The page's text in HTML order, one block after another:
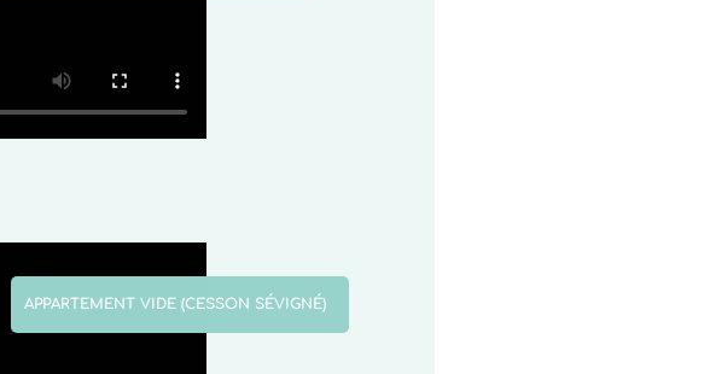
APPARTEMENT VIDE (CESSON SÉVIGNÉ)